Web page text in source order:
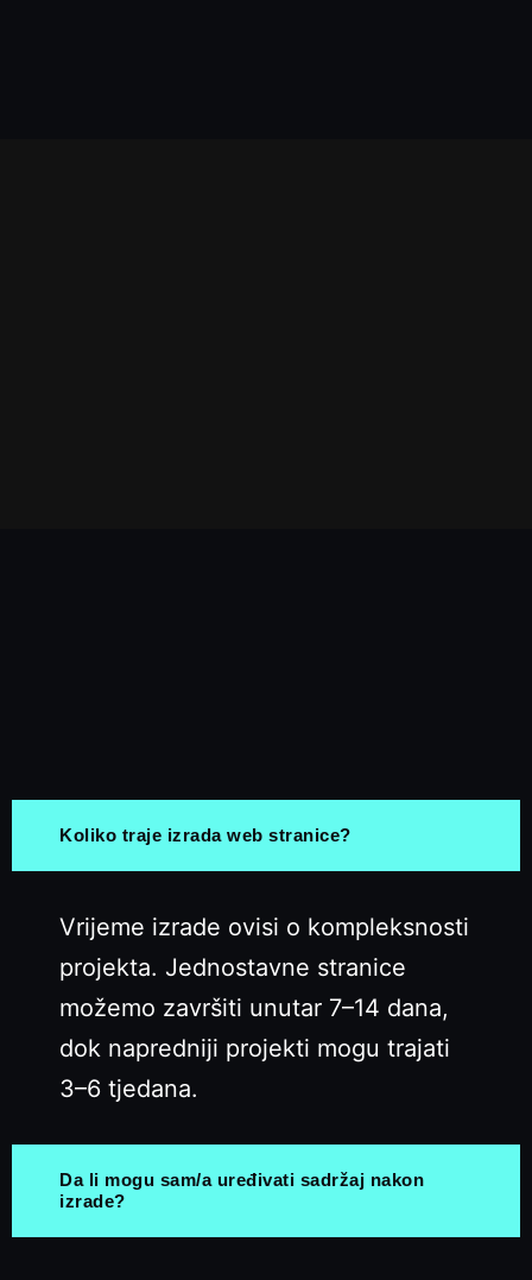
Koliko traje izrada web stranice?
Vrijeme izrade ovisi o kompleksnosti
projekta. Jednostavne stranice
možemo završiti unutar 7–14 dana,
dok napredniji projekti mogu trajati
3–6 tjedana.
Da li mogu sam/a uređivati sadržaj nakon
izrade?